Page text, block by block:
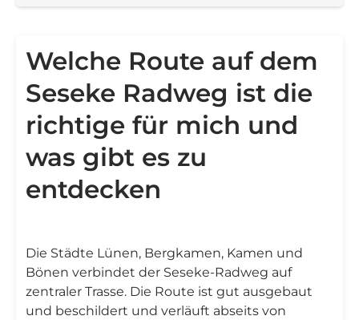
Welche Route auf dem
Seseke Radweg ist die
richtige für mich und
was gibt es zu
entdecken
Die Städte Lünen, Bergkamen, Kamen und
Bönen verbindet der Seseke-Radweg auf
zentraler Trasse. Die Route ist gut ausgebaut
und beschildert und verläuft abseits von